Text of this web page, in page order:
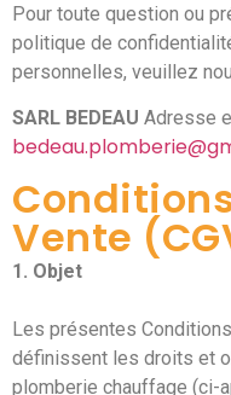
Pour toute question ou
politique de
personnelles, veuillez
SARL BEDEAU Adresse
Vente
1. Objet
Les présentes
définissent les droits et
plomberie chauffage (ci-